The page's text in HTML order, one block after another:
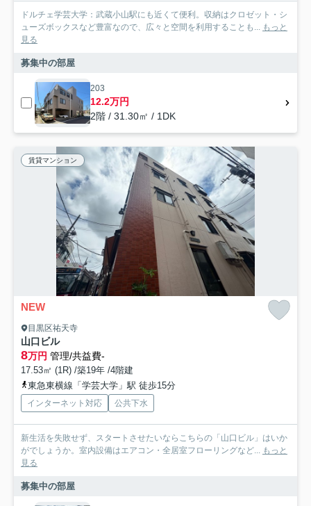
ドルチェ学芸大学：武蔵小山駅にも近くて便利。収納はクロゼット・シ
ューズボックスなど豊富なので、広々と空間を利用することも... もっと
見る
募集中の部屋
203
12.2万円
2階 / 31.30㎡ / 1DK
賃貸マンション
NEW
目黒区祐天寺
山口ビル
8万円 管理/共益費-
17.53㎡ (1R) /築19年 /4階建
東急東横線「学芸大学」駅 徒歩15分
インターネット対応 公共下水
新生活を失敗せず、スタートさせたいならこちらの「山口ビル」はいか
がでしょうか。室内設備はエアコン・全居室フローリングなど... もっと
見る
募集中の部屋